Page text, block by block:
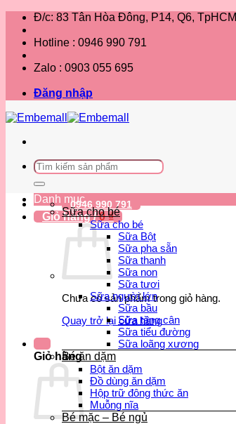
qua
dung
Đ/c: 83 Tân Hòa Đông, P14, Q6, TpHCM
Hotline : 0946 990 791
Zalo : 0903 055 695
Đăng nhập
Tìm
kiếm:
0946 990 791
Giỏ hàng /0₫
Chưa có sản phẩm trong giỏ hàng.
Quay trở lại cửa hàng
Giỏ hàng
Danh mục
Sữa cho bé
Sữa cho bé
Sữa Bột
Sữa pha sẵn
Sữa thanh
Sữa non
Sữa tươi
Sữa người lớn
Sữa bầu
Sữa tăng cân
Sữa tiểu đường
Sữa loãng xương
Bé ăn dặm
Bột ăn dặm
Đồ dùng ăn dặm
Hộp trữ đông thức ăn
Muỗng nĩa
Bé mặc – Bé ngủ